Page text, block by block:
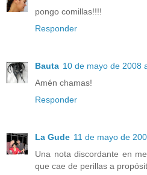
pongo comillas!!!!
Responder
Bauta 10 de mayo de 2008
Amén chamas!
Responder
La Gude 11 de mayo de
Una nota discordante en
que cae de perillas a